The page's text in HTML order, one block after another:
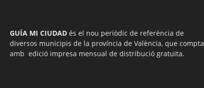
GUÍA MI CIUDAD és el nou periòdic de referència de
diversos municipis de la província de València, que compta
amb edició impresa mensual de distribució gratuïta.